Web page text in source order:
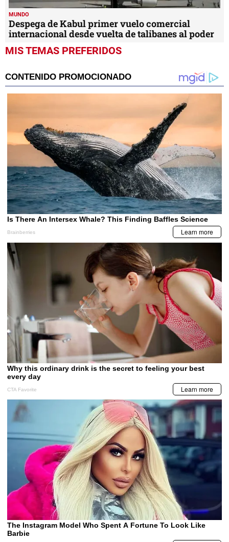
MUNDO
Despega de Kabul primer vuelo comercial
internacional desde vuelta de talibanes al poder
MIS TEMAS PREFERIDOS